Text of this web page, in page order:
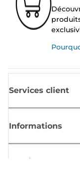
Services client
Informations
Boutique